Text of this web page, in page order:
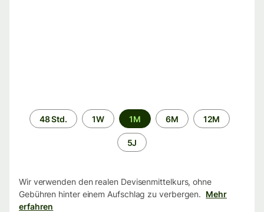
Zeitraum
48 Std. 1W 1M 6M 12M
5J
Wir verwenden den realen Devisenmittelkurs, ohne
Gebühren hinter einem Aufschlag zu verbergen. Mehr
erfahren